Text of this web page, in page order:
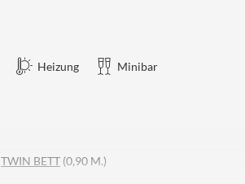
Heizung Minibar
TWIN BETT (0,90 M.)